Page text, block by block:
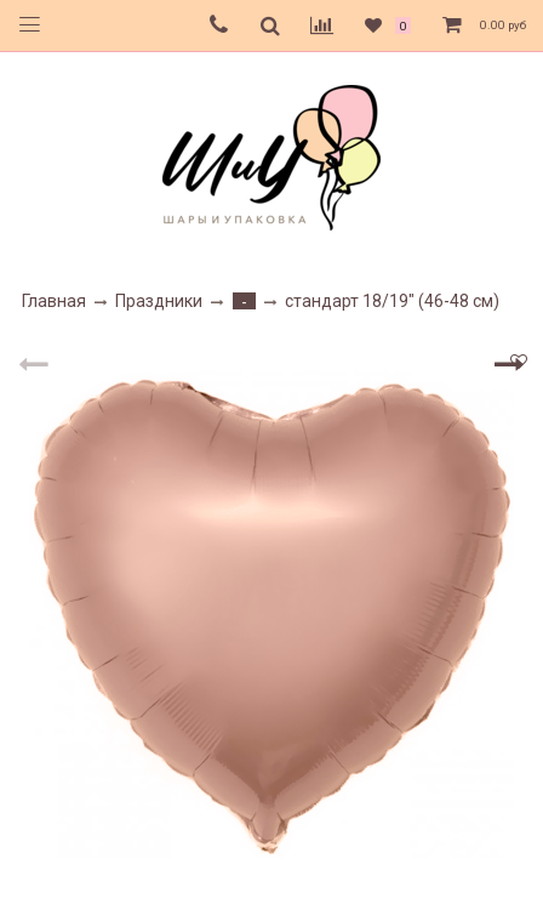
0 0.00 руб
Главная Праздники - стандарт 18/19" (46-48 см)